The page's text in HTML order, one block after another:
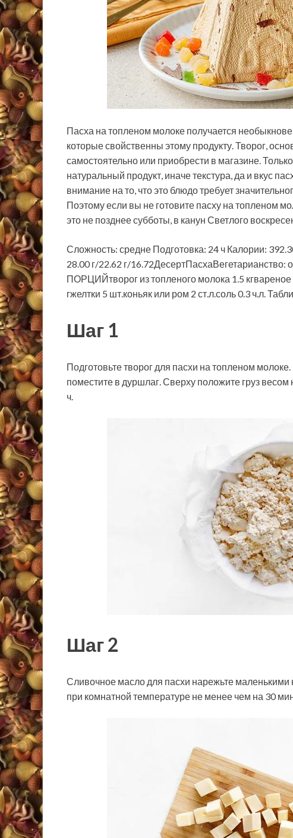
Пасха на топленом молоке получается
которые свойственны этому продукту. Творог,
самостоятельно или приобрести в магазине.
натуральный продукт, иначе текстура, да и вкус
внимание на то, что это блюдо требует
Поэтому если вы не готовите пасху на топленом
это не позднее субботы, в канун Светлого
Сложность: средне Подготовка: 24 ч Калории:
28.00 г/22.62 г/
ПОРЦИЙтворог из топленого молока 1.5
гжелтки 5 шт.коньяк или ром 2 ст.л.соль 0.3 ч.л.
Шаг 1
Подготовьте творог для пасхи на топленом
поместите в дуршлаг. Сверху положите груз
ч.
Шаг 2
Сливочное масло для пасхи нарежьте
при комнатной температуре не менее чем на 30